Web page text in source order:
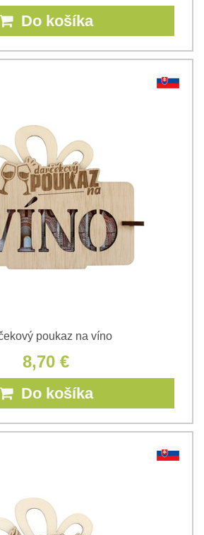
Do košíka
poukaz na víno
8,70 €
Do košíka